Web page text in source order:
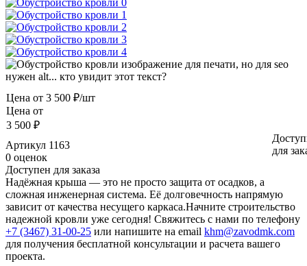
Цена от 3 500 ₽/шт
Цена от
3 500 ₽
для
Артикул 1163
0 оценок
Доступен для заказа
Надёжная крыша — это не просто защита от осадков, а
сложная инженерная система. Её долговечность напрямую
зависит от качества несущего каркаса.Начните строительство
надежной кровли уже сегодня! Свяжитесь с нами по телефону
+7 (3467) 31-00-25 или напишите на email khm@zavodmk.com
для получения бесплатной консультации и расчета вашего
проекта.